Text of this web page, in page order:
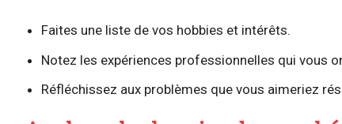
Faites une liste de vos hobbies et intérêts.
Notez les expériences professionnelles qui vous
Réfléchissez aux problèmes que vous aimeriez